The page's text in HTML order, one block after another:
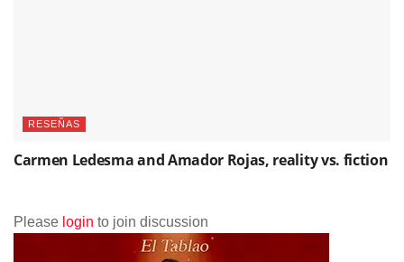
RESEÑAS
Carmen Ledesma and Amador Rojas, reality vs. fiction
Please login to join discussion